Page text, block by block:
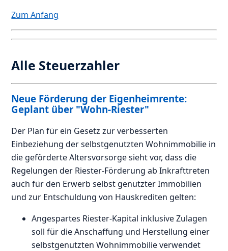
Zum Anfang
Alle Steuerzahler
Neue Förderung der Eigenheimrente:
Geplant über "Wohn-Riester"
Der Plan für ein Gesetz zur verbesserten
Einbeziehung der selbstgenutzten Wohnimmobilie in
die geförderte Altersvorsorge sieht vor, dass die
Regelungen der Riester-Förderung ab Inkrafttreten
auch für den Erwerb selbst genutzter Immobilien
und zur Entschuldung von Hauskrediten gelten:
Angespartes Riester-Kapital inklusive Zulagen
soll für die Anschaffung und Herstellung einer
selbstgenutzten Wohnimmobilie verwendet